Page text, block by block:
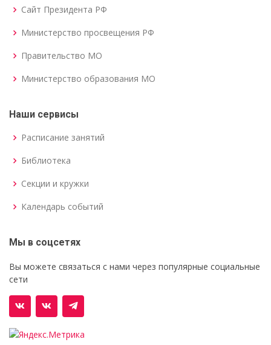
Сайт Президента РФ
Министерство просвещения РФ
Правительство МО
Министерство образования МО
Наши сервисы
Расписание занятий
Библиотека
Секции и кружки
Календарь событий
Мы в соцсетях
Вы можете связаться с нами через популярные социальные
сети